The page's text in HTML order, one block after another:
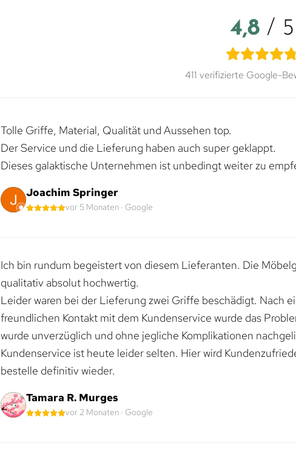
4,8 / 5
411 verifizierte Google-
Tolle Griffe, Material, Qualität und Aussehen top.
Der Service und die Lieferung haben auch super geklappt.
Dieses galaktische Unternehmen ist unbedingt weiter zu
Joachim Springer
vor 5 Monaten · Google
Ich bin rundum begeistert von diesem Lieferanten. Die
qualitativ absolut hochwertig.
Leider waren bei der Lieferung zwei Griffe beschädigt. Nach
freundlichen Kontakt mit dem Kundenservice wurde das
wurde unverzüglich und ohne jegliche Komplikationen
Kundenservice ist heute leider selten. Hier wird
bestelle definitiv wieder.
Tamara R. Murges
vor 2 Monaten · Google